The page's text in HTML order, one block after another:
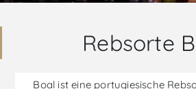
Rebsorte
Boal ist eine portugiesische